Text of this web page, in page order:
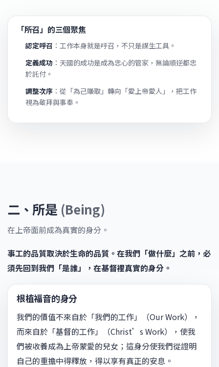
「所召」的三個聚焦
認定呼召 ：工作本身就是呼召，不只是謀生工具。
定義成功 ：天國的成功是成為忠心的管家，無論順逆都忠
於託付。
調整次序 ：從「為己賺取」轉向「愛上帝愛人」，把工作
視為敬拜與事奉。
二、所是 (Being)
在上帝面前成為真實的身分。
事工的品質取決於生命的品質。在我們「做什麼」之前，必
須先回到我們「是誰」，在基督裡真實的身分。
根植福音的身分
我們的價值不來自於「我們的工作」（Our Work），
而來自於「基督的工作」（Christ’s Work），使我
們被收養成為上帝蒙愛的兒女；這身分使我們從證明
自己的重擔中得釋放，得以享有真正的安息。